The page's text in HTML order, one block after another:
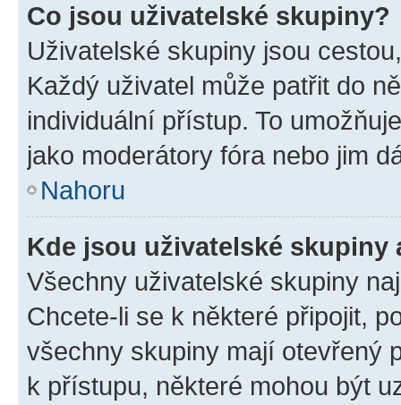
Co jsou uživatelské skupiny?
Uživatelské skupiny jsou
Každý uživatel může patřit do
individuální přístup. To
jako moderátory fóra nebo jim
Nahoru
Kde jsou uživatelské skupiny
Všechny uživatelské skupiny
Chcete-li se k některé připojit,
všechny skupiny mají otevřený
k přístupu, některé mohou být